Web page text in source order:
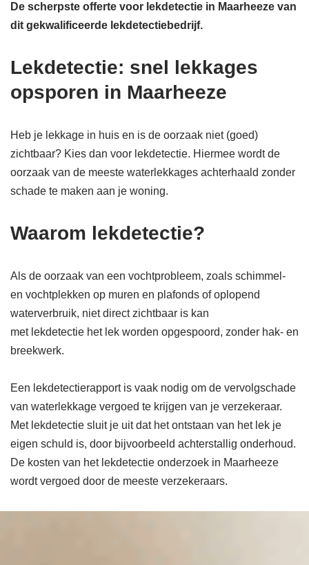
De scherpste offerte voor lekdetectie in Maarheeze van
dit gekwalificeerde lekdetectiebedrijf.
Lekdetectie: snel lekkages
opsporen in Maarheeze
Heb je lekkage in huis en is de oorzaak niet (goed)
zichtbaar? Kies dan voor lekdetectie. Hiermee wordt de
oorzaak van de meeste waterlekkages achterhaald zonder
schade te maken aan je woning.
Waarom lekdetectie?
Als de oorzaak van een vochtprobleem, zoals schimmel-
en vochtplekken op muren en plafonds of oplopend
waterverbruik, niet direct zichtbaar is kan
met lekdetectie het lek worden opgespoord, zonder hak- en
breekwerk.
Een lekdetectierapport is vaak nodig om de vervolgschade
van waterlekkage vergoed te krijgen van je verzekeraar.
Met lekdetectie sluit je uit dat het ontstaan van het lek je
eigen schuld is, door bijvoorbeeld achterstallig onderhoud.
De kosten van het lekdetectie onderzoek in Maarheeze
wordt vergoed door de meeste verzekeraars.